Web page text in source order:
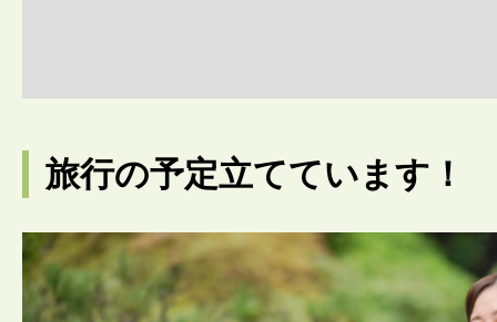
旅行の予定立てています！